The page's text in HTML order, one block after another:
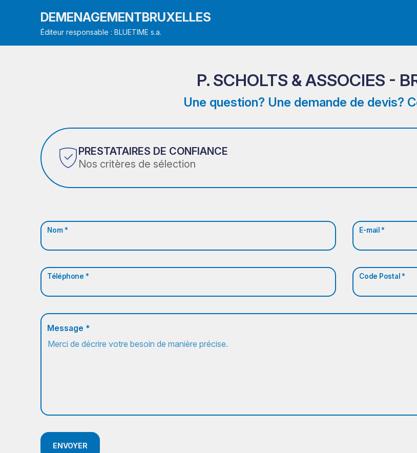
DEMENAGEMENTBRUXELLES
Éditeur responsable : BLUETIME s.a.
P. SCHOLTS & ASSOCIES -
Une question? Une demande de devis?
PRESTATAIRES DE CONFIANCE
Nos critères de sélection
Nom * E-mail *
Téléphone * Code Postal *
Message *
ENVOYER